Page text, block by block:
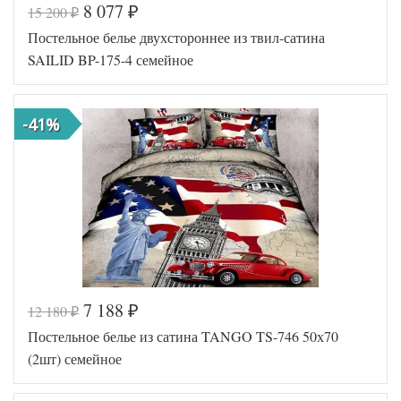
Код товара
570-640
Артикул
FIR12565
00011268
Сатин с
вышивкой
Размер
пододеяльника
160х220
(2шт)
Размер
245х260
50х70
(2шт),
70х70
(2шт)
Производитель
Karven
(Турция)
Код товара
575-477
Артикул
SLD-BP
Ткань
Размер
150х215
15 200₽ 8 077 ₽
Постельное белье двухстороннее из твил-сатина
SAILID BP-175-4 семейное
-41%
12 180₽ 7 188 ₽
Постельное белье из сатина TANGO TS-746 50х70
(2шт) семейное